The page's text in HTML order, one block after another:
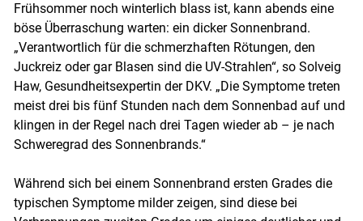
Skip to main content
Frühsommer noch winterlich blass ist, kann abends eine
böse Überraschung warten: ein dicker Sonnenbrand.
„Verantwortlich für die schmerzhaften Rötungen, den
Juckreiz oder gar Blasen sind die UV-Strahlen“, so Solveig
Haw, Gesundheitsexpertin der DKV. „Die Symptome treten
meist drei bis fünf Stunden nach dem Sonnenbad auf und
klingen in der Regel nach drei Tagen wieder ab – je nach
Schweregrad des Sonnenbrands.“
Während sich bei einem Sonnenbrand ersten Grades die
typischen Symptome milder zeigen, sind diese bei